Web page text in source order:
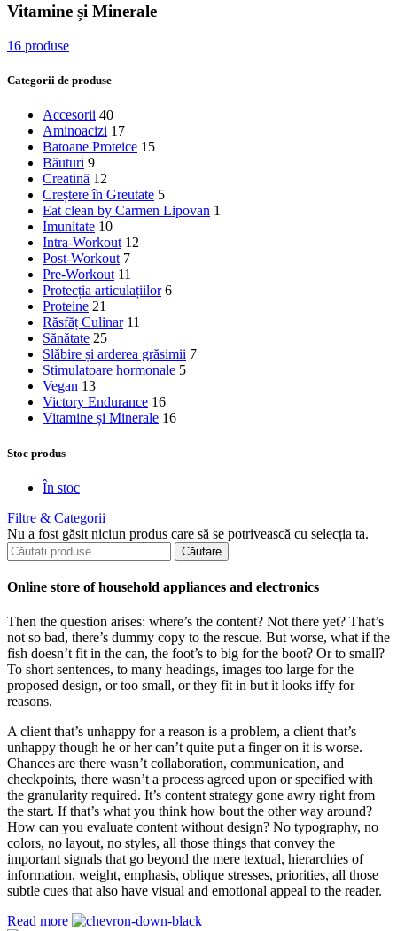
Vitamine și Minerale
16 produse
Categorii de produse
Accesorii 40
Aminoacizi 17
Batoane Proteice 15
Băuturi 9
Creatină 12
Creștere în Greutate 5
Eat clean by Carmen Lipovan 1
Imunitate 10
Intra-Workout 12
Post-Workout 7
Pre-Workout 11
Protecția articulațiilor 6
Proteine 21
Răsfăț Culinar 11
Sănătate 25
Slăbire și arderea grăsimii 7
Stimulatoare hormonale 5
Vegan 13
Victory Endurance 16
Vitamine și Minerale 16
Stoc produs
În stoc
Filtre & Categorii
Nu a fost găsit niciun produs care să se potrivească cu selecția ta.
Căutare
Online store of household appliances and electronics
Then the question arises: where’s the content? Not there yet? That’s
not so bad, there’s dummy copy to the rescue. But worse, what if the
fish doesn’t fit in the can, the foot’s to big for the boot? Or to small?
To short sentences, to many headings, images too large for the
proposed design, or too small, or they fit in but it looks iffy for
reasons.
A client that’s unhappy for a reason is a problem, a client that’s
unhappy though he or her can’t quite put a finger on it is worse.
Chances are there wasn’t collaboration, communication, and
checkpoints, there wasn’t a process agreed upon or specified with
the granularity required. It’s content strategy gone awry right from
the start. If that’s what you think how bout the other way around?
How can you evaluate content without design? No typography, no
colors, no layout, no styles, all those things that convey the
important signals that go beyond the mere textual, hierarchies of
information, weight, emphasis, oblique stresses, priorities, all those
subtle cues that also have visual and emotional appeal to the reader.
Read more